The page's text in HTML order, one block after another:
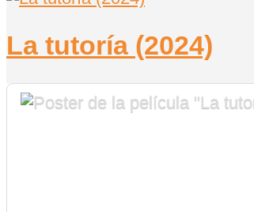
La tutoría (2024)